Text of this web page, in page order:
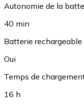
Autonomie de la
40 min
Batterie
Oui
Temps de
16 h